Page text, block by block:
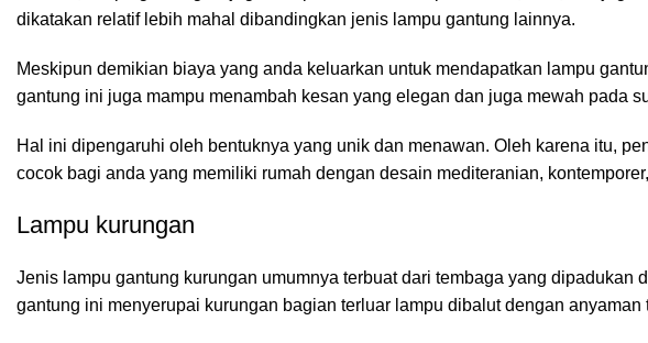
dikatakan relatif lebih mahal dibandingkan jenis lampu gantung lainnya.
Meskipun demikian biaya yang anda keluarkan untuk mendapatkan lampu
gantung ini juga mampu menambah kesan yang elegan dan juga mewah pada
Hal ini dipengaruhi oleh bentuknya yang unik dan menawan. Oleh karena itu,
cocok bagi anda yang memiliki rumah dengan desain mediteranian,
Lampu kurungan
Jenis lampu gantung kurungan umumnya terbuat dari tembaga yang dipadukan
gantung ini menyerupai kurungan bagian terluar lampu dibalut dengan